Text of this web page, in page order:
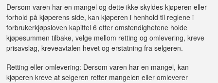
Dersom varen har en mangel og dette ikke skyldes kjøperen eller
forhold på kjøperens side, kan kjøperen i henhold til reglene i
forbrukerkjøpsloven kapittel 6 etter omstendighetene holde
kjøpesummen tilbake, velge mellom retting og omlevering, kreve
prisavslag, kreveavtalen hevet og erstatning fra selgeren.
Retting eller omlevering: Dersom varen har en mangel, kan
kjøperen kreve at selgeren retter mangelen eller omleverer